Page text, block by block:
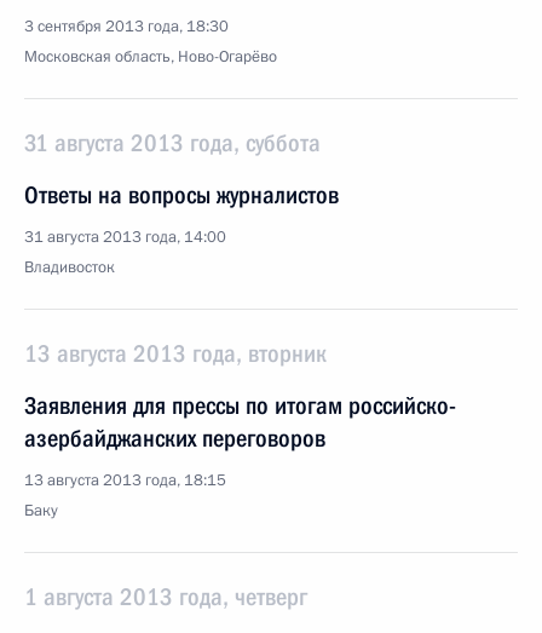
3 сентября 2013 года, 18:30
Московская область, Ново-Огарёво
31 августа 2013 года, суббота
Ответы на вопросы журналистов
31 августа 2013 года, 14:00
Владивосток
13 августа 2013 года, вторник
Заявления для прессы по итогам российско-
азербайджанских переговоров
13 августа 2013 года, 18:15
Баку
1 августа 2013 года, четверг